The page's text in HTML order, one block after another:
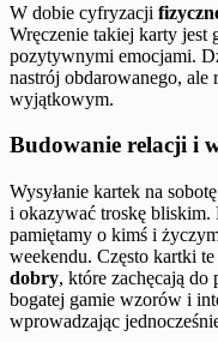
W dobie cyfryzacji
Wręczenie takiej karty jest
pozytywnymi emocjami.
nastrój obdarowanego,
wyjątkowym.
Budowanie relacji i
Wysyłanie kartek na
i okazywać troskę bliskim.
pamiętamy o kimś i
weekendu. Często kartki
dobry, które zachęcają
bogatej gamie wzorów i
wprowadzając